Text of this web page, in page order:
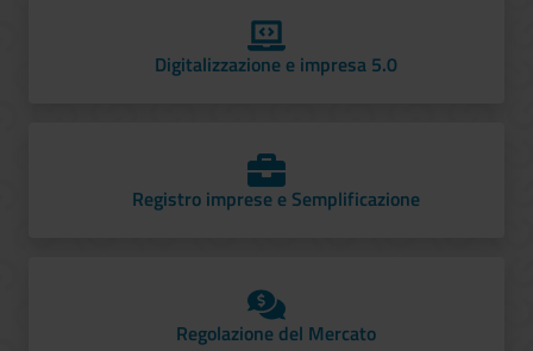
Digitalizzazione e impresa 5.0
Registro imprese e Semplificazione
Regolazione del Mercato